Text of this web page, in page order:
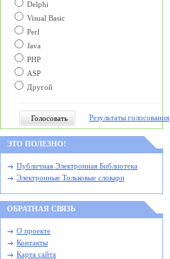
Delphi
Visual Basic
Perl
Java
PHP
ASP
Другой
Результаты голосования
ЭТО ПОЛЕЗНО!
Публичная Электронная Библиотека
Электронные Тольковые словари
ОБРАТНАЯ СВЯЗЬ
О проекте
Контакты
Карта сайта